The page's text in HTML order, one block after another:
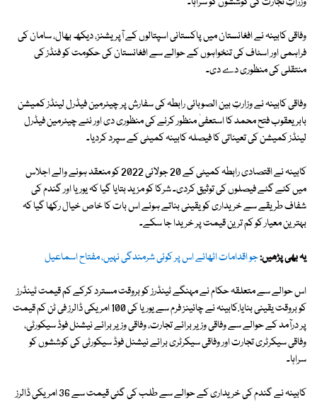
وفاقی کابینہ نے افغانستان میں پاکستانی اسپتالوں کے آپریشنز، دیکھ بھال، سامان کی
فراہمی اور اسٹاف کی تنخواہوں کے حوالے سے افغانستان کی حکومت کو فنڈز کی
منتقلی کی منظوری دے دی۔
وفاقی کابینہ نے وزارتِ بین الصوبائی رابطہ کی سفارش پر چیئرمین فیڈرل لینڈز کمیشن
بابر یعقوب فتح محمد کا استعفیٰ منظور کرنے کی منظوری دی اور نئے چیئرمین فیڈرل
لینڈز کمیشن کی تعیناتی کا فیصلہ کابینہ کمیٹی کے سپرد کردیا۔
کابینہ نے اقتصادی رابطہ کمیٹی کے 20 جولائی 2022 کو منعقد ہونے والے اجلاس
میں کئے گئے فیصلوں کی توثیق کردی۔ شرکا کو مزید بتایا گیا کہ یوریا اور گندم کی
شفاف طریقے سے خریداری کو یقینی بناتے ہوئے اس بات کا خاص خیال رکھا گیا کہ
بہترین معیار کو کم ترین قیمت پر خریدا جا سکے۔
یہ بھی پڑھیں:جو اقدامات اٹھائے اس پر کوئی شرمندگی نہیں، مفتاح اسماعیل
اس حوالے سے متعلقہ حکام نے مہنگے ٹینڈرز کو بروقت مسترد کرکے کم قیمت ٹینڈرز
کو بروقت یقینی بنایا.کابینہ نے چائینز فرم سے یوریا کی 100 امریکی ڈالرز فی ٹن کم قیمت
پر درآمد کے حوالے سے وفاقی وزیر برائے تجارت، وفاقی وزیر برائے نیشنل فوڈ سیکورٹی،
وفاقی سیکرٹری تجارت اور وفاقی سیکرٹری برائے نیشنل فوڈ سیکورٹی کی کوششوں کو
سراہا۔
کابینہ نے گندم کی خریداری کے حوالے سے طلب کی گئی قیمت سے 36 امریکی ڈالرز